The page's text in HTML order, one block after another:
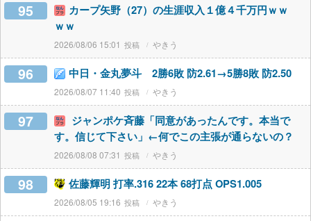
95
カープ矢野（27）の生涯収入１億４千万円ｗｗ
ｗｗ
2026/08/06 15:01 やきう
96 中日・金丸夢斗 2勝6敗 防2.61→5勝8敗 防2.50
2026/08/07 11:40 やきう
97
ジャンポケ斉藤「同意があったんです。本当で
す。信じて下さい」←何でこの主張が通らないの？
2026/08/08 07:31 やきう
98 佐藤輝明 打率.316 22本 68打点 OPS1.005
2026/08/05 19:16 やきう